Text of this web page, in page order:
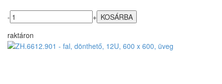
-
+
raktáron